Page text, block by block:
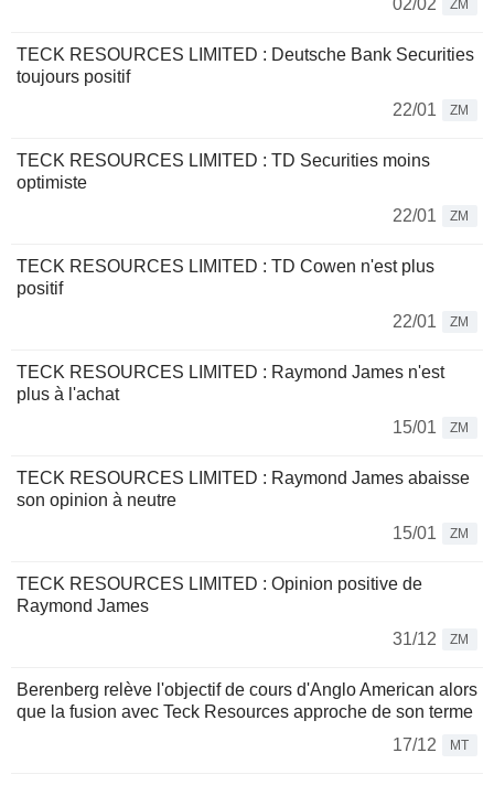
02/02 ZM
TECK RESOURCES LIMITED : Deutsche Bank Securities
toujours positif
22/01
ZM
TECK RESOURCES LIMITED : TD Securities moins
optimiste
22/01
ZM
TECK RESOURCES LIMITED : TD Cowen n'est plus
positif
22/01
ZM
TECK RESOURCES LIMITED : Raymond James n'est
plus à l'achat
15/01
ZM
TECK RESOURCES LIMITED : Raymond James abaisse
son opinion à neutre
15/01
ZM
TECK RESOURCES LIMITED : Opinion positive de
Raymond James
31/12
ZM
Berenberg relève l'objectif de cours d'Anglo American alors
que la fusion avec Teck Resources approche de son terme
17/12
MT